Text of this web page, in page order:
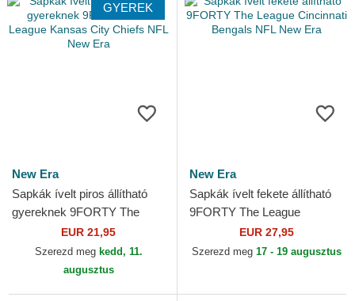
GYEREK
New Era
Sapkák ívelt piros állítható
gyereknek 9FORTY The
League Kansas City Chiefs
NFL New Era
EUR 21,95
Szerezd meg kedd, 11.
augusztus
New Era
Sapkák ívelt fekete állítható
9FORTY The League
Cincinnati Bengals NFL New
Era
EUR 27,95
Szerezd meg 17 - 19 augusztus